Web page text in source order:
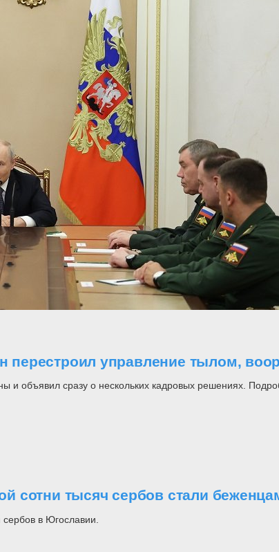
перестроил управление тылом,
и объявил сразу о нескольких кадровых решениях.
сотни тысяч сербов стали
в Югославии.